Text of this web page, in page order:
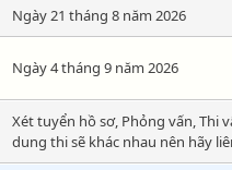
Ngày 21 tháng 8 năm 2026
Ngày 4 tháng 9 năm 2026
Xét tuyển hồ sơ, Phỏng vấn, Thi
dung thi sẽ khác nhau nên hãy